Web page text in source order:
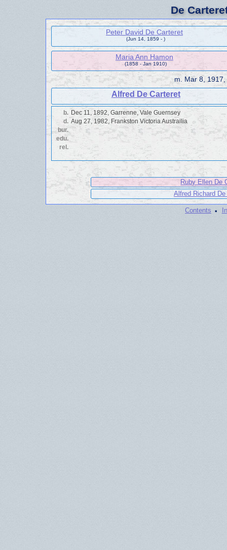
De
Peter David De Carteret
(Jun 14, 1859 - )
Maria Ann Hamon
(1858 - Jan 1910)
m. Mar 8,
Alfred De Carteret
b. Dec 11, 1892, Garrenne, Vale Guernsey
d. Aug 27, 1982, Frankston Victoria Austrailia
bur.
edu.
rel.
Ruby Ellen De
Alfred Richard
Contents ·